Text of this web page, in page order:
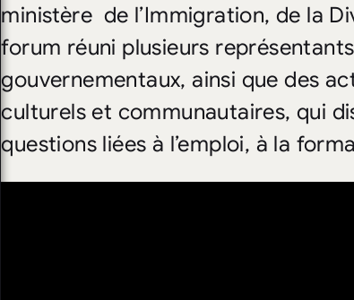
ministère de l’Immigration, de la
forum réuni plusieurs
gouvernementaux, ainsi que des
culturels et communautaires, qui
questions liées à l’emploi, à la